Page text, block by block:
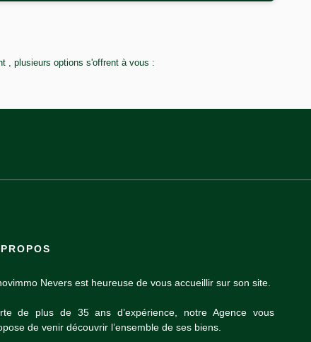
, plusieurs options s'offrent à vous :
Nevers est heureuse de vous accueillir sur son site.
de plus de 35 ans d’expérience, notre Agence vous
de venir découvrir l’ensemble de ses biens.